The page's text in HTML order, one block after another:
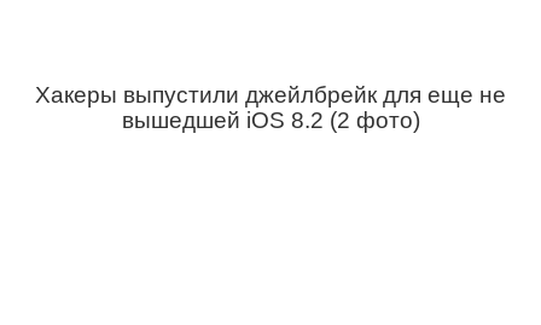
Хакеры выпустили джейлбрейк для еще не
вышедшей iOS 8.2 (2 фото)